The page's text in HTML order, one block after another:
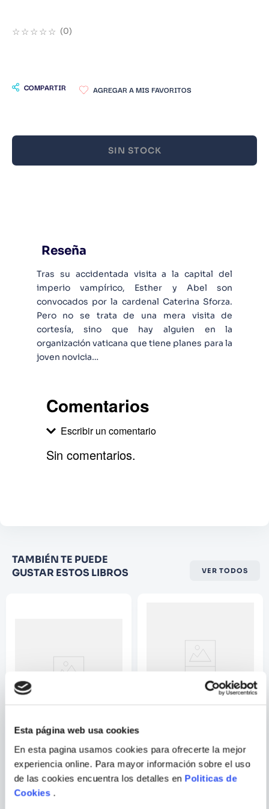
Esta página web usa cookies
En esta pagina usamos cookies para ofrecerte la mejor
experiencia online. Para mayor información sobre el uso
de las cookies encuentra los detalles en Politicas de
Cookies.
☆☆☆☆☆ (0)
COMPARTIR
SIN STOCK
Reseña
Tras su accidentada visita a la capital del
imperio vampírico, Esther y Abel son
convocados por la cardenal Caterina Sforza.
Pero no se trata de una mera visita de
cortesía, sino que hay alguien en la
organización vaticana que tiene planes para la
joven novicia…
Comentarios
Escribir un comentario
Califique el producto de 1 a 5
estrellas
ENVIAR
Sin comentarios.
TAMBIÉN TE PUEDE
GUSTAR ESTOS LIBROS
VER TODOS
TRINITY BLOOD 06
CHOBITS 20TH
ANNIVERSARY EDITION 3
10. Infantil